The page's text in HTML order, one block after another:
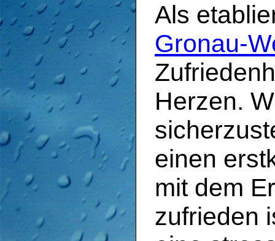
Als
Gronau-
Herzen.
einen
mit dem
zufrieden